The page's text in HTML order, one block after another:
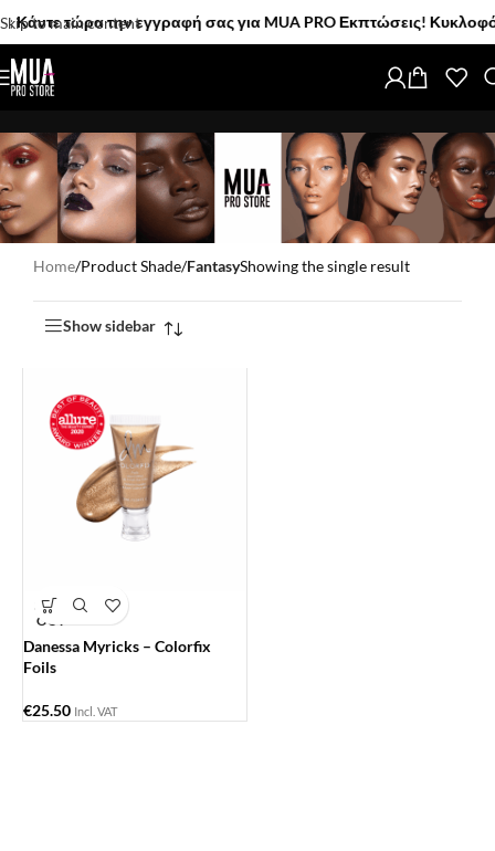
Skip to main content
τώρα την εγγραφή σας για MUA PRO Εκπτώσεις!
Home/Product Shade/FantasyShowing the single result
Show sidebar
SOLD
OUT
Danessa Myricks – Colorfix
Foils
€25.50 Incl. VAT